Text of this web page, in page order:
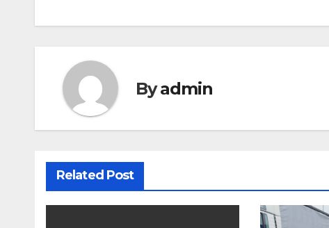
Byadmin
Related Post